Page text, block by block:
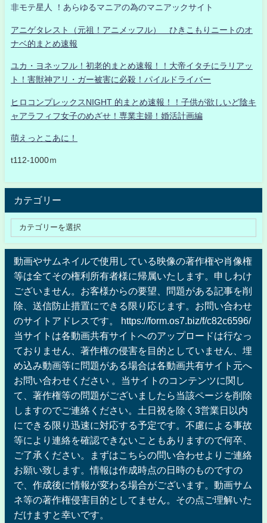
非モテ星人 ！あらゆるマニアの為のマニアックサイト
アニゲタレスト（元祖！アニメッフル） ひきこもりニートのオ
ナベ的まとめ速報
ユカ・ヨネッフル！初老的まとめ速報！！大帝イタチにラリアッ
ト！害獣神アリ・ガー被害に必殺！パイルドライバー
ヒロコンプレックスNIGHT 的まとめ速報！！子供が欲しいど陰キ
ャアラフィフ女子のめざせ！専業主婦！婚活計画編
萌えっとこあに！
t112-1000ｍ
カテゴリー
動画やサムネイルで使用している映像の著作権や肖像権
等は全てその権利所有者様に帰属いたします。申しわけ
ございません。お客様からの要望、問題がある記事を削
除、送信防止措置にできる限り応じます。お問い合わせ
のサイトアドレスです。 https://form.os7.biz/f/c82c6596/
当サイトは各動画共有サイトへのアップロードは行なっ
ておりません、著作権の侵害を目的としていません、埋
め込み動画等に問題がある場合は各動画共有サイト元へ
お問い合わせください 。当サイトのコンテンツに関し
て、著作権等の問題がございましたら当該ページを削除
しますのでご連絡ください。土日祝を除く3営業日以内
にできる限り迅速に対応する予定です。不慮による事故
等により連絡を確認できないこともありますので何卒、
ご了承ください。まずはこちらの問い合わせよりご連絡
お願い致します。情報は作成時点の日時のものですの
で、作成後に情報が変わる場合がございます。動画サム
ネ等の著作権侵害目的としてません。その点ご理解いた
だけますと幸いです。